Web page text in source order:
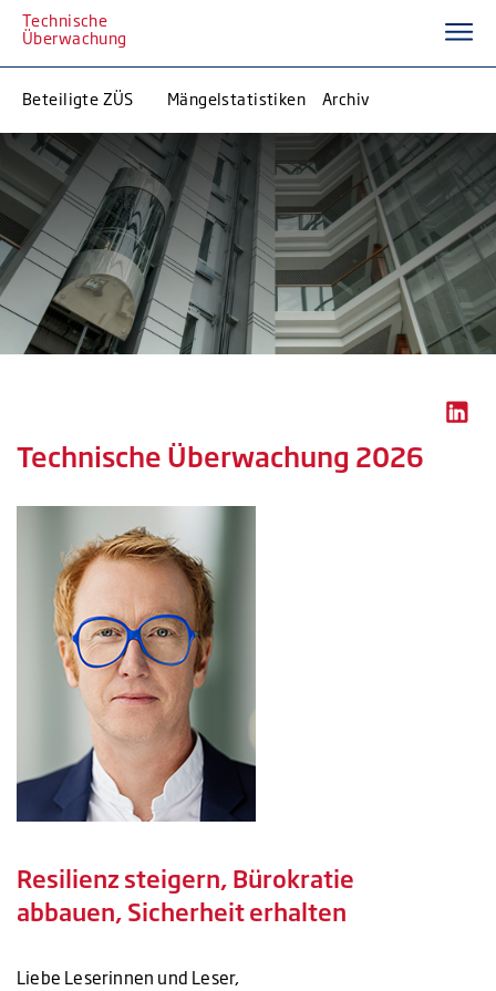
Technische
Überwachung
Beteiligte ZÜS Mängelstatistiken Archiv
Technische Überwachung 2026
Resilienz steigern, Bürokratie
abbauen, Sicherheit erhalten
Liebe Leserinnen und Leser,